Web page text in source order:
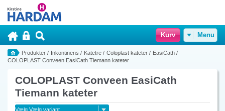
Kurv Menu
Produkter / Inkontinens / Katetre / Coloplast kateter / EasiCath /
COLOPLAST Conveen EasiCath Tiemann kateter
COLOPLAST Conveen EasiCath
Tiemann kateter